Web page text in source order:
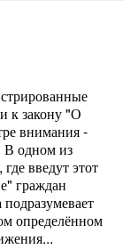
к закону "О
внимания -
В одном из
введут этот
граждан
определённом